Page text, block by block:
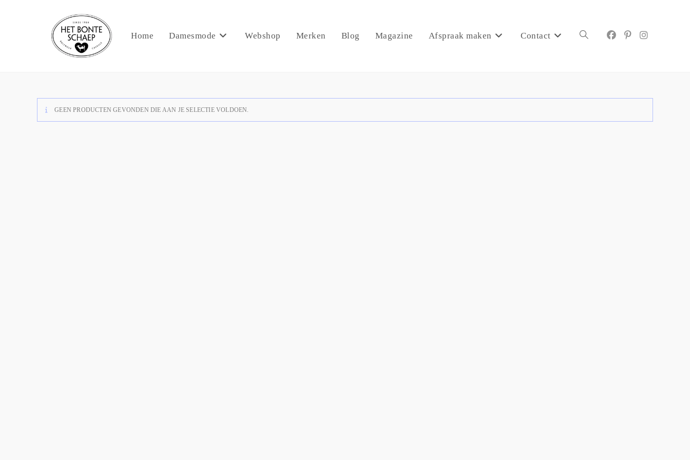
Home Damesmode Webshop Merken Blog Magazine Afspraak maken Contact
GEEN PRODUCTEN GEVONDEN DIE AAN JE SELECTIE VOLDOEN.